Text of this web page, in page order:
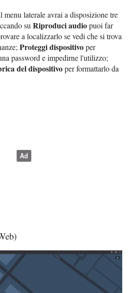
laterale avrai a disposizione tre
suRiproduci audiopuoi far
a localizzarlo se vedi che si trova
Proteggi dispositivoper
password e impedirne l'utilizzo;
del dispositivoper formattarlo da